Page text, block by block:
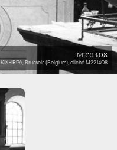
M221408
KIK-IRPA, Brussels (Belgium), cliché M221408